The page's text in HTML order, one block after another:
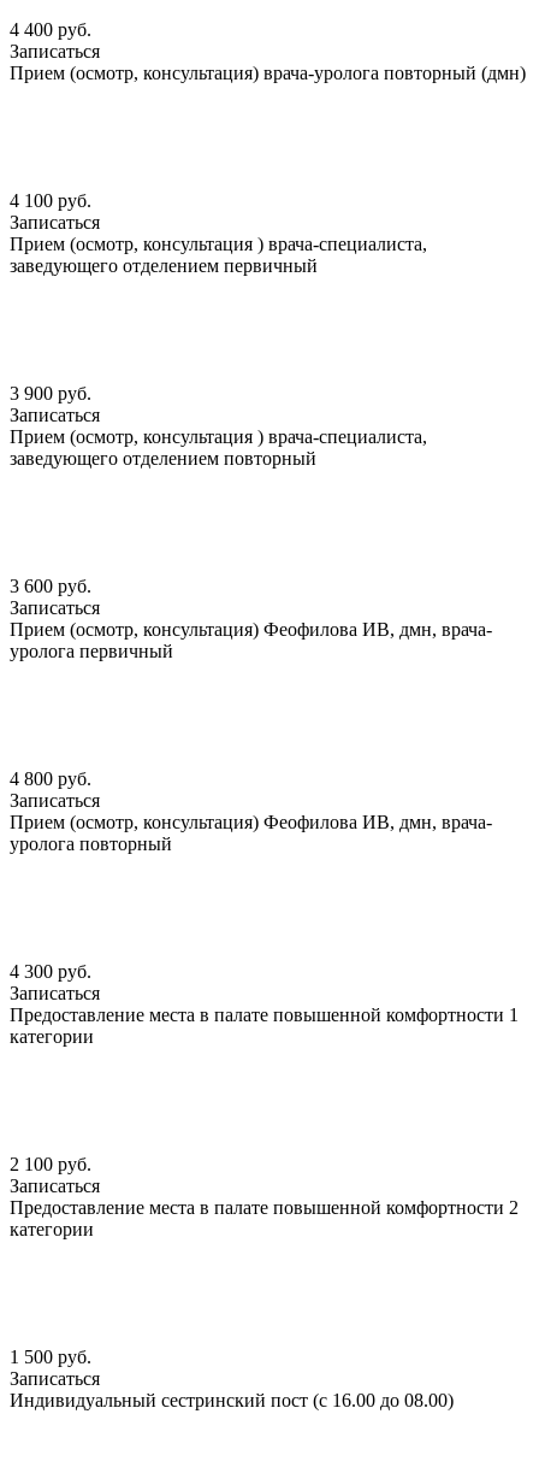
4 400 руб.
Записаться
Прием (осмотр, консультация) врача-уролога повторный (дмн)
4 100 руб.
Записаться
Прием (осмотр, консультация ) врача-специалиста,
заведующего отделением первичный
3 900 руб.
Записаться
Прием (осмотр, консультация ) врача-специалиста,
заведующего отделением повторный
3 600 руб.
Записаться
Прием (осмотр, консультация) Феофилова ИВ, дмн, врача-
уролога первичный
4 800 руб.
Записаться
Прием (осмотр, консультация) Феофилова ИВ, дмн, врача-
уролога повторный
4 300 руб.
Записаться
Предоставление места в палате повышенной комфортности 1
категории
2 100 руб.
Записаться
Предоставление места в палате повышенной комфортности 2
категории
1 500 руб.
Записаться
Индивидуальный сестринский пост (с 16.00 до 08.00)